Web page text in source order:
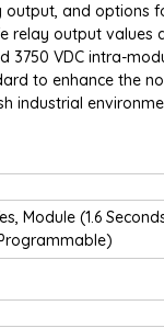
output, and options
relay output values
3750 VDC intra-
to enhance the
industrial
Module (1.6